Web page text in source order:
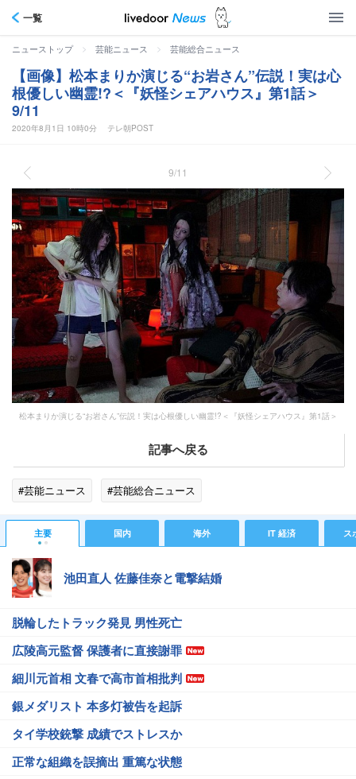
一覧
ニューストップ > 芸能ニュース > 芸能総合ニュース
【画像】松本まりか演じる“お岩さん”伝説！実は心
根優しい幽霊!?＜『妖怪シェアハウス』第1話＞
9/11
2020年8月1日 10時0分 テレ朝POST
9/11
松本まりか演じる“お岩さん”伝説！実は心根優しい幽霊!?＜『妖怪シェアハウス』第1話＞
記事へ戻る
#芸能ニュース #芸能総合ニュース
主要 国内 海外 IT 経済 ス
池田直人 佐藤佳奈と電撃結婚
脱輪したトラック発見 男性死亡
広陵高元監督 保護者に直接謝罪
細川元首相 文春で高市首相批判
銀メダリスト 本多灯被告を起訴
タイ学校銃撃 成績でストレスか
正常な組織を誤摘出 重篤な状態